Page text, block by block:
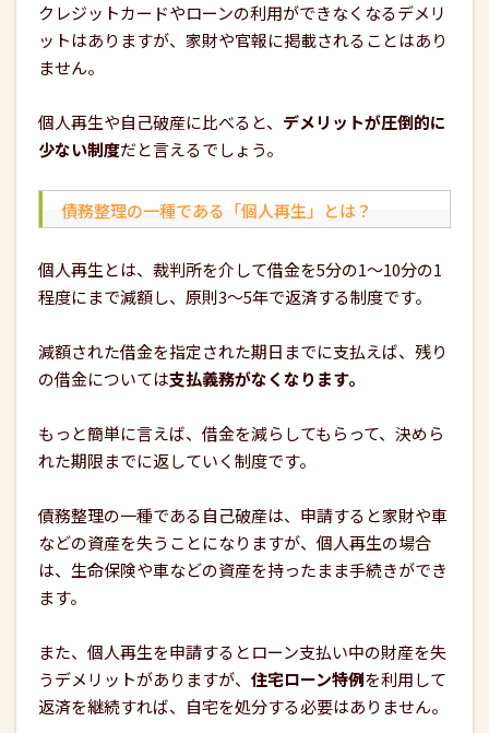
クレジットカードやローンの利用ができなくなるデメリ
ットはありますが、家財や官報に掲載されることはあり
ません。
個人再生や自己破産に比べると、 デメリットが圧倒的に
少ない制度だと言えるでしょう。
債務整理の一種である「個人再生」とは？
個人再生とは、裁判所を介して借金を5分の1～10分の1
程度にまで減額し、原則3〜5年で返済する制度です。
減額された借金を指定された期日までに支払えば、残り
の借金については支払義務がなくなります。
もっと簡単に言えば、借金を減らしてもらって、決めら
れた期限までに返していく制度です。
債務整理の一種である自己破産は、申請すると家財や車
などの資産を失うことになりますが、個人再生の場合
は、生命保険や車などの資産を持ったまま手続きができ
ます。
また、個人再生を申請するとローン支払い中の財産を失
うデメリットがありますが、 住宅ローン特例を利用して
返済を継続すれば、自宅を処分する必要はありません。